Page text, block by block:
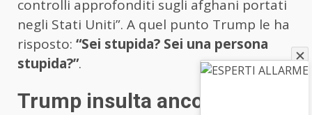
controlli approfonditi sugli afghani portati
negli Stati Uniti”. A quel punto Trump le ha
risposto: “Sei stupida? Sei una persona
stupida?”.
Trump insulta ancora una